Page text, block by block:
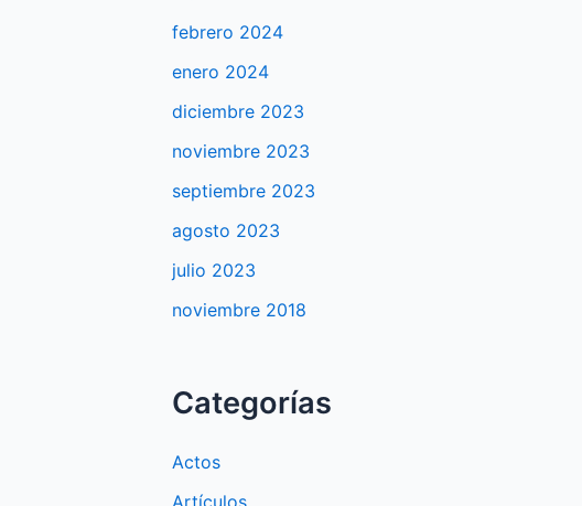
febrero 2024
enero 2024
diciembre 2023
noviembre 2023
septiembre 2023
agosto 2023
julio 2023
noviembre 2018
Categorías
Actos